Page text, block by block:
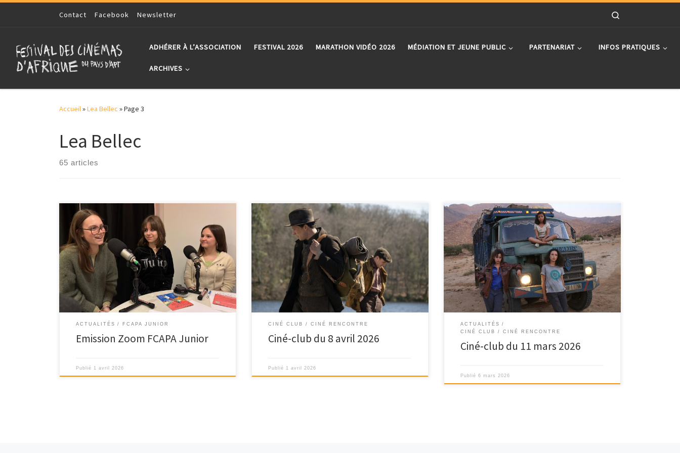
Skip to contentContact Facebook Newsletter
ADHÉRER À L’ASSOCIATION FESTIVAL 2026 MARATHON VIDÉO 2026 MÉDIATION ET JEUNE PUBLIC PARTENARIAT INFOS PRATIQUES
ARCHIVES
Accueil»Lea Bellec »Page 3
Lea Bellec
65 articles
Emission ZOOM diffusée sur Comète FM, en présence
de Tahar Chikhaoui, Mathilde Amar Amghari et […]
ACTUALITÉS FCAPA JUNIOR
Emission Zoom FCAPA Junior
Publié 1 avril 2026
CINÉ CLUB / CINÉ RENCONTRE
Ciné-club du 8 avril 2026
Publié 1 avril 2026
ACTUALITÉS
CINÉ CLUB / CINÉ RENCONTRE
Ciné-club du 11 mars 2026
Publié6 mars 2026